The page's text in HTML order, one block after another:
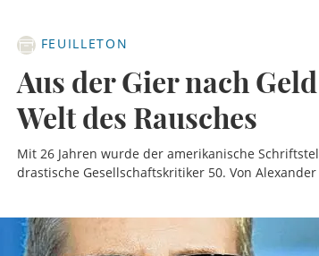
FEUILLETON
Aus der Gier nach
Welt des Rausches
Mit 26 Jahren wurde der amerikanische
drastische Gesellschaftskritiker 50. Von Alexander